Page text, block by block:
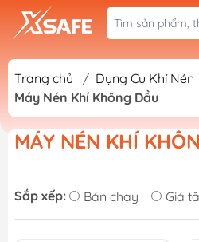
Trang chủ / Dụng Cụ Khí Nén
Máy Nén Khí Không Dầu
MÁY NÉN KHÍ
Sắp xếp: Bán chạy Giá